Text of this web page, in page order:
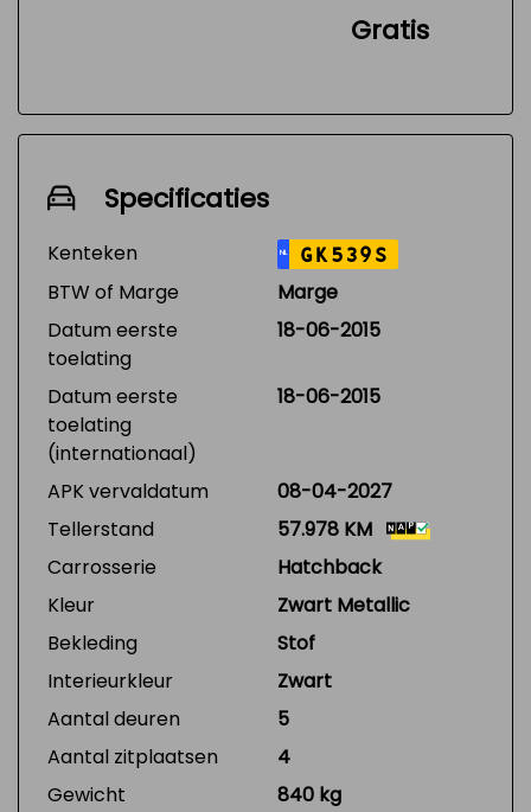
Gratis
Specificaties
Kenteken NL GK539S
BTW of Marge
Marge
Datum eerste
toelating
18-06-2015
Datum eerste
toelating
(internationaal)
18-06-2015
APK vervaldatum
08-04-2027
Tellerstand
57.978 KM
Carrosserie
Hatchback
Kleur
Zwart Metallic
Bekleding
Stof
Interieurkleur
Zwart
Aantal deuren
5
Aantal zitplaatsen
4
Gewicht
840 kg